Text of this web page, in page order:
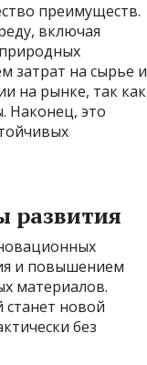
преимуществ.
включая
затрат на сырье и
на рынке, так как
Наконец, это
развития
и повышением
материалов.
станет новой
без